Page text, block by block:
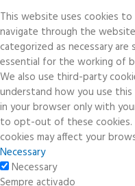
This website uses cookies
navigate through the
categorized as necessary
essential for the working of
We also use third-party
understand how you use
in your browser only with
to opt-out of these
cookies may affect your
Necessary
Necessary
Sempre activado